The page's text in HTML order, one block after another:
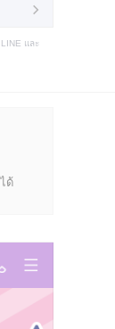
และ
ด้